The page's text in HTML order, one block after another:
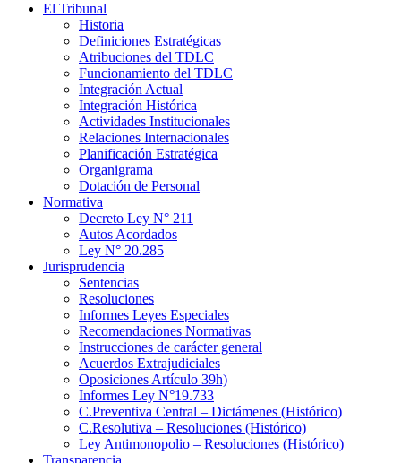
El Tribunal
Historia
Definiciones Estratégicas
Atribuciones del TDLC
Funcionamiento del TDLC
Integración Actual
Integración Histórica
Actividades Institucionales
Relaciones Internacionales
Planificación Estratégica
Organigrama
Dotación de Personal
Normativa
Decreto Ley N° 211
Autos Acordados
Ley N° 20.285
Jurisprudencia
Sentencias
Resoluciones
Informes Leyes Especiales
Recomendaciones Normativas
Instrucciones de carácter general
Acuerdos Extrajudiciales
Oposiciones Artículo 39h)
Informes Ley N°19.733
C.Preventiva Central – Dictámenes (Histórico)
C.Resolutiva – Resoluciones (Histórico)
Ley Antimonopolio – Resoluciones (Histórico)